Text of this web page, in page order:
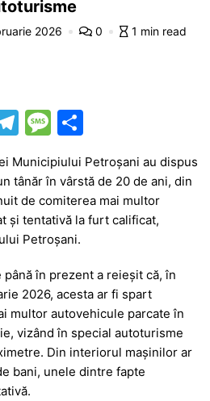
2026 0 1 min read
T
el
e
gr
a
m
M
e
s
s
a
g
e
ta
je
a
ă
Municipiului Petroșani au dispus
tânăr în vârstă de 20 de ani, din
de comiterea mai multor
și tentativă la furt calificat,
Petroșani.
în prezent a reieșit că, în
2026, acesta ar fi spart
multor autovehicule parcate în
vizând în special autoturisme
Din interiorul mașinilor ar
bani, unele dintre fapte